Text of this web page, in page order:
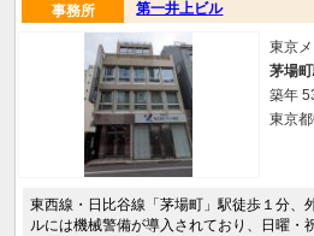
第一井上ビル
事務所
東京
茅場
築年
東京
東西線・日比谷線「茅場町」駅徒歩１分、
ルには機械警備が導入されており、日曜・